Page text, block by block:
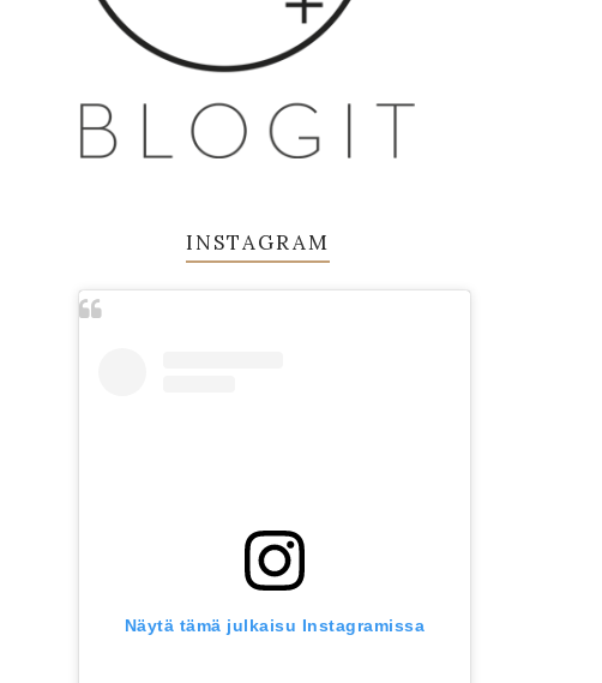
INSTAGRAM
Näytä tämä julkaisu Instagramissa